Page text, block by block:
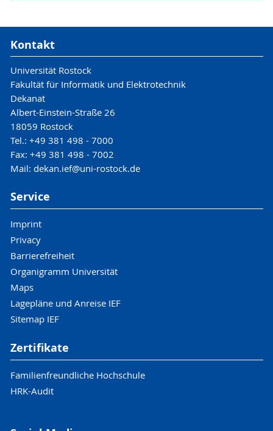
Kontakt
Universität Rostock
Fakultät für Informatik und Elektrotechnik
Dekanat
Albert-Einstein-Straße 26
18059 Rostock
Tel.: +49 381 498 - 7000
Fax: +49 381 498 - 7002
Mail: dekan.ief@uni-rostock.de
Service
Imprint
Privacy
Barrierefreiheit
Organigramm Universität
Maps
Lagepläne und Anreise IEF
Sitemap IEF
Zertifikate
Familienfreundliche Hochschule
HRK-Audit